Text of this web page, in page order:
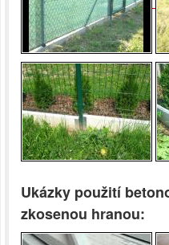
Ukázky použití
zkosenou hranou: